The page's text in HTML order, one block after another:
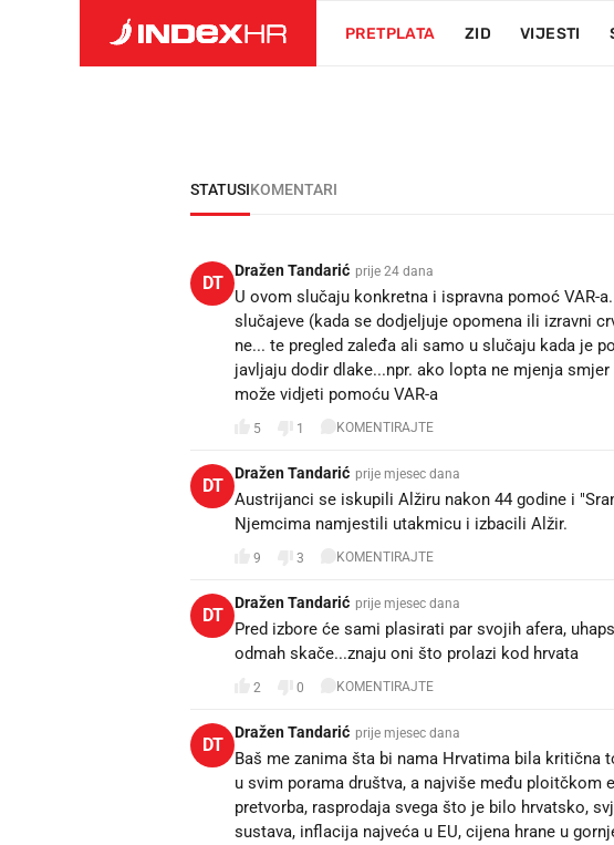
PRETPLATA ZID VIJESTI
STATUSIKOMENTARI
DT
Dražen Tandarić prije 24 dana
U ovom slučaju konkretna i ispravna pomoć VAR-
slučajeve (kada se dodjeljuje opomena ili izravni
ne... te pregled zaleđa ali samo u slučaju kada je
javljaju dodir dlake...npr. ako lopta ne mjenja
može vidjeti pomoću VAR-a
5 1 KOMENTIRAJTE
DT
Dražen Tandarić prije mjesec dana
Austrijanci se iskupili Alžiru nakon 44 godine i
Njemcima namjestili utakmicu i izbacili Alžir.
9 3 KOMENTIRAJTE
DT
Dražen Tandarić prije mjesec dana
Pred izbore će sami plasirati par svojih afera,
odmah skače...znaju oni što prolazi kod hrvata
2 0 KOMENTIRAJTE
DT
Dražen Tandarić prije mjesec dana
Baš me zanima šta bi nama Hrvatima bila kritična
u svim porama društva, a najviše među ploitčkom
pretvorba, rasprodaja svega što je bilo hrvatsko,
sustava, inflacija najveća u EU, cijena hrane u